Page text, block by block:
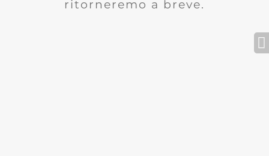
ritorneremo a breve.